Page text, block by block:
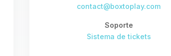
contact@boxtoplay.com
Soporte
Sistema de tickets